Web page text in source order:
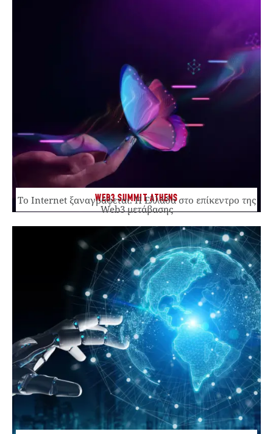
WEB3 SUMMIT ATHENS
Το Internet ξαναγράφεται. Η Ελλάδα στο επίκεντρο της
Web3 μετάβασης